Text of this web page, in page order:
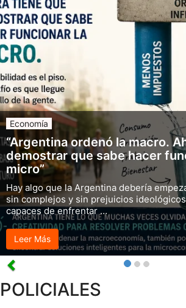
Economía
“Argentina ordenó la macro.
demostrar que sabe hacer
micro”
Hay algo que la Argentina debería
sin complejos y sin prejuicios
capaces de enfrentar …
Leer Más
POLICIALES